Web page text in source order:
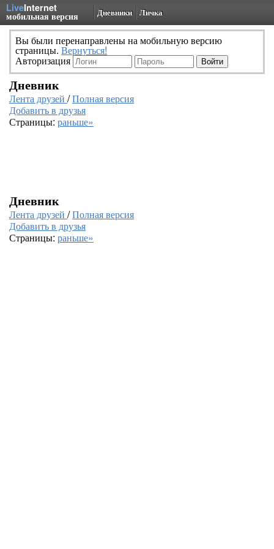
LiveInternet
мобильная версия Дневники Личка
Вы были перенаправлены на мобильную версию
страницы. Вернуться!
Авторизация
Дневник
Лента друзей /Полная версия
Добавить в друзья
Страницы: раньше»
Дневник
Лента друзей /Полная версия
Добавить в друзья
Страницы: раньше»